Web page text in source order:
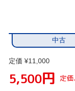
中古
定価 ¥11,000
5,500円 定